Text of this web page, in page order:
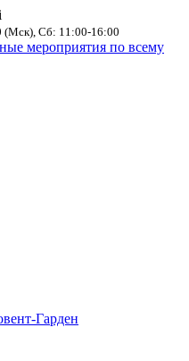
(Мск), Сб: 11:00-16:00
мероприятия по всему
Гарден